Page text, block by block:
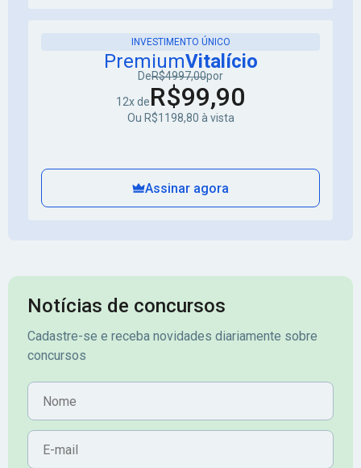
INVESTIMENTO ÚNICO
PremiumVitalício
DeR$4997,00por
12x deR$99,90
Ou R$1198,80 à vista
Assinar agora
Notícias de concursos
Cadastre-se e receba novidades diariamente sobre
concursos
Nome
E-mail